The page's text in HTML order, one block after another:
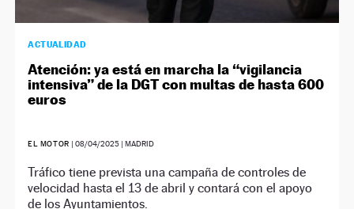
ACTUALIDAD
Atención: ya está en marcha la “vigilancia
intensiva” de la DGT con multas de hasta 600
euros
EL MOTOR | 08/04/2025| MADRID
Tráfico tiene prevista una campaña de controles de
velocidad hasta el 13 de abril y contará con el apoyo
de los Ayuntamientos.